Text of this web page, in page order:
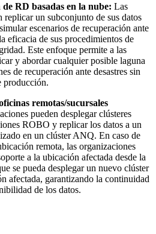
RD basadas en la nube: Las
replicar un subconjunto de sus datos
escenarios de recuperación ante
eficacia de sus procedimientos de
Este enfoque permite a las
y abordar cualquier posible laguna
de recuperación ante desastres sin
producción.
remotas/sucursales
pueden desplegar clústeres
ROBO y replicar los datos a un
en un clúster ANQ. En caso de
remota, las organizaciones
a la ubicación afectada desde la
se pueda desplegar un nuevo clúster
afectada, garantizando la continuidad
de los datos.